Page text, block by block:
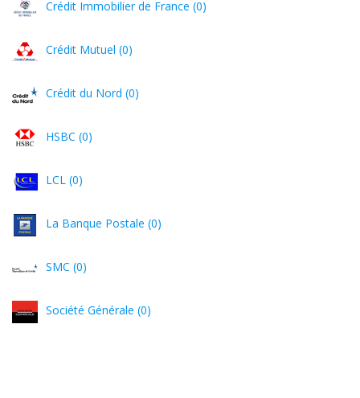
Crédit Immobilier de France (0)
Crédit Mutuel (0)
Crédit du Nord (0)
HSBC (0)
LCL (0)
La Banque Postale (0)
SMC (0)
Société Générale (0)